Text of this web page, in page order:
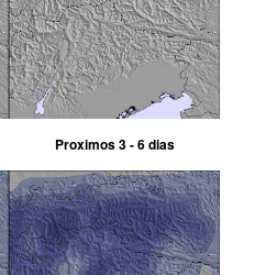
Proximos 3 - 6 dias